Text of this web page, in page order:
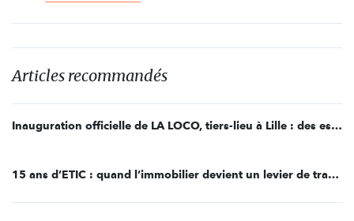
Articles recommandés
Inauguration officielle de LA LOCO, tiers-lieu à Lille : des espaces engagés au coeur d'un écoquartier
15 ans d’ETIC : quand l’immobilier devient un levier de transformation sociale et écologique